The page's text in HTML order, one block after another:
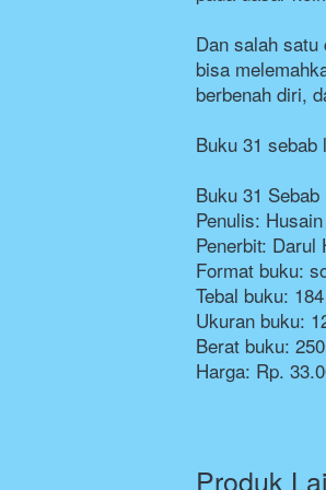
Dan salah
bisa
berbenah diri,
Buku 31
Buku 31
Penulis:
Penerbit: Darul
Format buku:
Tebal buku:
Ukuran buku:
Berat buku:
Harga: Rp.
Produk